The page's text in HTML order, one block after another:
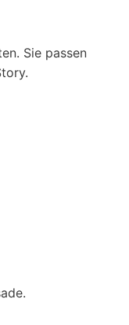
Sie passen